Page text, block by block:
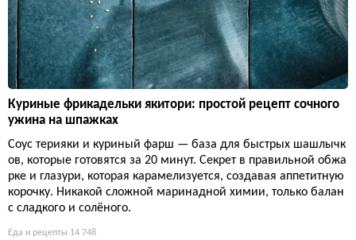
Куриные фрикадельки якитори: простой рецепт сочного
ужина на шпажках
Соус терияки и куриный фарш — база для быстрых шашлычк
ов, которые готовятся за 20 минут. Секрет в правильной обжа
рке и глазури, которая карамелизуется, создавая аппетитную
корочку. Никакой сложной маринадной химии, только балан
с сладкого и солёного.
Еда и рецепты 14 748